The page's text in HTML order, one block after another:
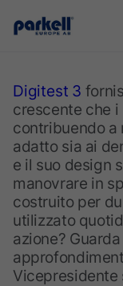
Skip to main content
Digitest 3
crescente che
contribuendo a
adatto sia ai
e il suo design
manovrare in
costruito per
utilizzato
azione?
Vicepresidente